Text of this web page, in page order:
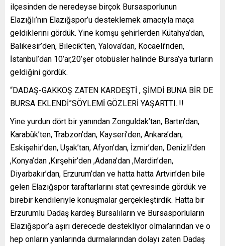
ilçesinden de neredeyse birçok Bursasporlunun
Elazığlı’nın Elazığspor’u desteklemek amacıyla maça
geldiklerini gördük. Yine komşu şehirlerden Kütahya’dan,
Balıkesir’den, Bilecik’ten, Yalova’dan, Kocaeli’nden,
İstanbul’dan 10’ar,20’şer otobüsler halinde Bursa’ya turların
geldiğini gördük.
“DADAŞ-GAKKOŞ ZATEN KARDEŞTİ , ŞİMDİ BUNA BİR DE
BURSA EKLENDİ”SÖYLEMİ GÖZLERİ YAŞARTTI..!!
Yine yurdun dört bir yanından Zonguldak’tan, Bartın’dan,
Karabük’ten, Trabzon’dan, Kayseri’den, Ankara’dan,
Eskişehir’den, Uşak’tan, Afyon’dan, İzmir’den, Denizli’den
,Konya’dan ,Kırşehir’den ,Adana’dan ,Mardin’den,
Diyarbakır’dan, Erzurum’dan ve hatta hatta Artvin’den bile
gelen Elazığspor taraftarlarını stat çevresinde gördük ve
birebir kendileriyle konuşmalar gerçekleştirdik. Hatta bir
Erzurumlu Dadaş kardeş Bursalıların ve Bursasporluların
Elazığspor’a aşırı derecede destekliyor olmalarından ve o
hep onların yanlarında durmalarından dolayı zaten Dadaş